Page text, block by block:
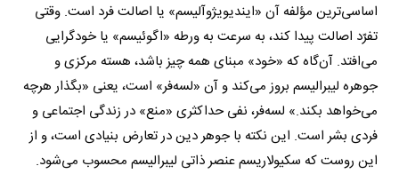
اساسی‌ترین مؤلفه‌ آن «ایندیویژوآلیسم» یا اصالت فرد است. وقتی
تفرّد اصالت پیدا کند، به سرعت به ورطه «اگوئیسم» یا خودگرایی
می‌افتد. آن‌گاه که «خود» مبنای همه چیز باشد، هسته‌ مرکزی و
جوهره‌ لیبرالیسم بروز می‌کند و آن «لسه‌فر» است، یعنی «بگذار هرچه
می‌خواهد بکند.» لسه‌فر، نفی حداکثری «منع» در زندگی اجتماعی و
فردی بشر است. این نکته با جوهر دین در تعارض بنیادی است، و از
این روست که سکیولاریسم عنصر ذاتی لیبرالیسم محسوب می‌شود.